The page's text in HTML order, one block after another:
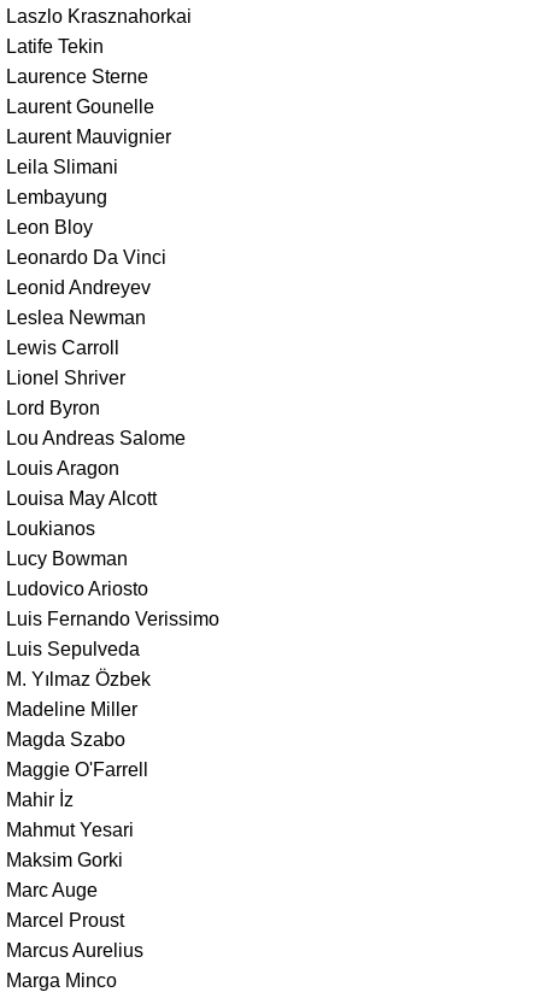
Laszlo Krasznahorkai
Latife Tekin
Laurence Sterne
Laurent Gounelle
Laurent Mauvignier
Leila Slimani
Lembayung
Leon Bloy
Leonardo Da Vinci
Leonid Andreyev
Leslea Newman
Lewis Carroll
Lionel Shriver
Lord Byron
Lou Andreas Salome
Louis Aragon
Louisa May Alcott
Loukianos
Lucy Bowman
Ludovico Ariosto
Luis Fernando Verissimo
Luis Sepulveda
M. Yılmaz Özbek
Madeline Miller
Magda Szabo
Maggie O'Farrell
Mahir İz
Mahmut Yesari
Maksim Gorki
Marc Auge
Marcel Proust
Marcus Aurelius
Marga Minco